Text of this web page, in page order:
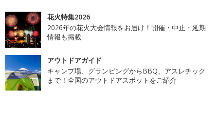
花火特集2026
2026年の花火大会情報をお届け！開催・中止・延期
情報も掲載
アウトドアガイド
キャンプ場、グランピングからBBQ、アスレチック
まで！全国のアウトドアスポットをご紹介